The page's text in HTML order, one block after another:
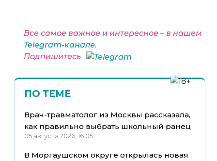
Все самое важное и интересное – в нашем
Telegram-канале.
Подпишитесь
ПО ТЕМЕ
Врач-травматолог из Москвы рассказала,
как правильно выбрать школьный ранец
05 августа 2026, 16:05
В Моргаушском округе открылась новая